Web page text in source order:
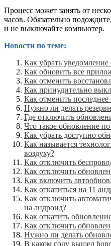
Процесс может занять от
часов. Обязательно
и не выключайте компьютер.
Новости по теме:
Как убрать
Как обновить все
Как отменить
Как принудительно
Как отменить
Нужно ли делать
Где отключить
Что такое обновление
Как убрать доступно
Как называется
воздуху?
Как отключить
Как отключить
Как включить
Как откатиться на 11
Как отключить
на андроид?
Как откатить
Как отключить
Нужно ли делать
В каком году вышел